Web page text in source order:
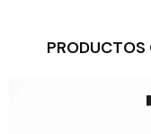
PRODUCTOS